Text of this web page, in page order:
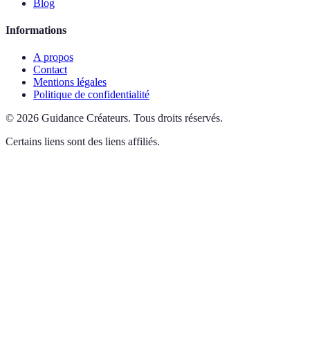
Blog
Informations
A propos
Contact
Mentions légales
Politique de confidentialité
© 2026 Guidance Créateurs. Tous droits réservés.
Certains liens sont des liens affiliés.